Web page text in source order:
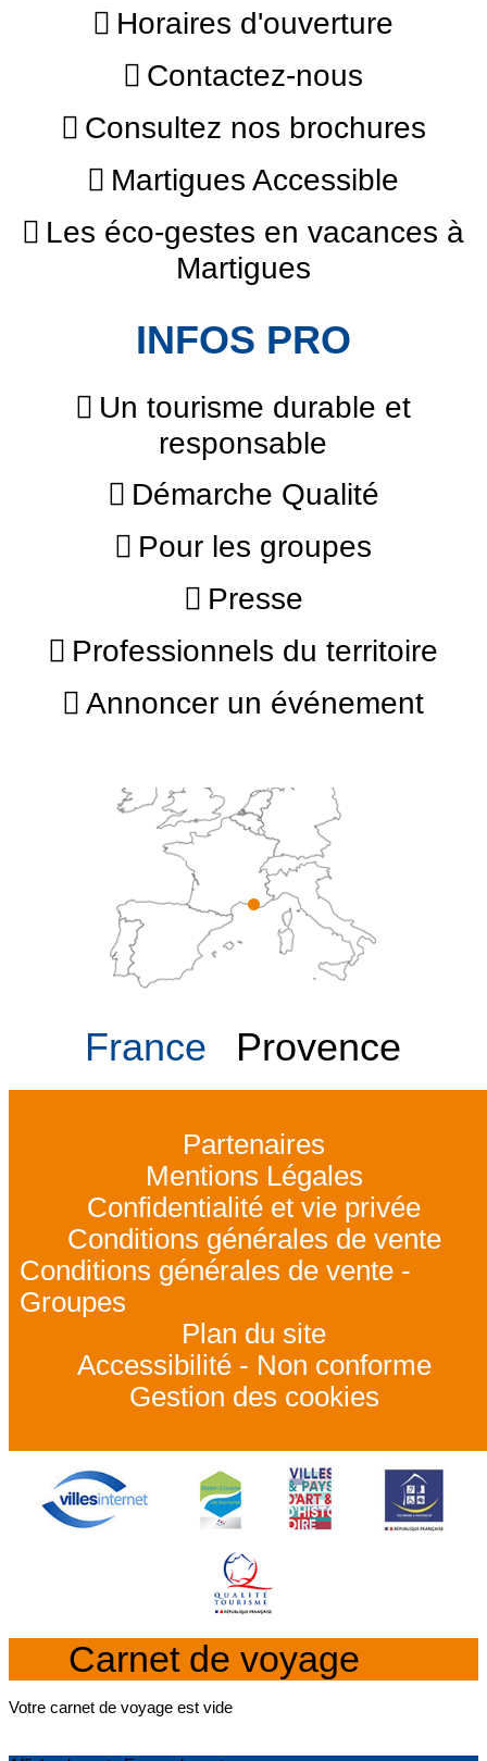
Horaires d'ouverture
Contactez-nous
Consultez nos brochures
Martigues Accessible
Les éco-gestes en vacances à
Martigues
INFOS PRO
Un tourisme durable et
responsable
Démarche Qualité
Pour les groupes
Presse
Professionnels du territoire
Annoncer un événement
France Provence
Partenaires
Mentions Légales
Confidentialité et vie privée
Conditions générales de vente
Conditions générales de vente -
Groupes
Plan du site
Accessibilité - Non conforme
Gestion des cookies
Carnet de voyage
Votre carnet de voyage est vide